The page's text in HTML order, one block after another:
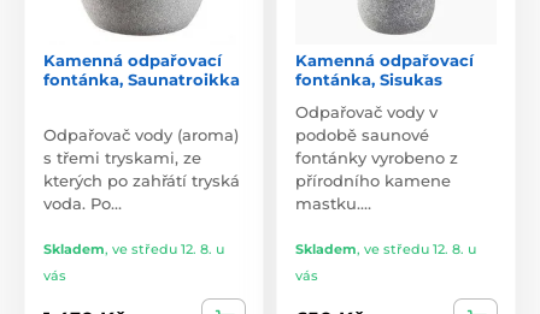
Kamenná odpařovací
fontánka, Saunatroikka
Odpařovač vody (aroma)
s třemi tryskami, ze
kterých po zahřátí tryská
voda. Po…
Skladem, ve středu 12. 8. u
vás
Kamenná odpařovací
fontánka, Sisukas
Odpařovač vody v
podobě saunové
fontánky vyrobeno z
přírodního kamene
mastku.…
Skladem, ve středu 12. 8. u
vás